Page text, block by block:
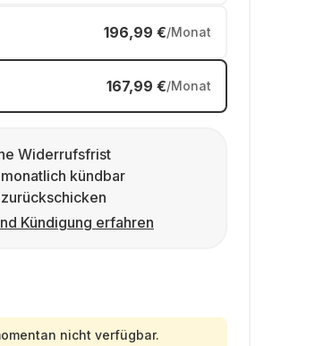
196,99 €/Monat
167,99 €/Monat
Widerrufsfrist
kündbar
Kündigung erfahren
nicht verfügbar.